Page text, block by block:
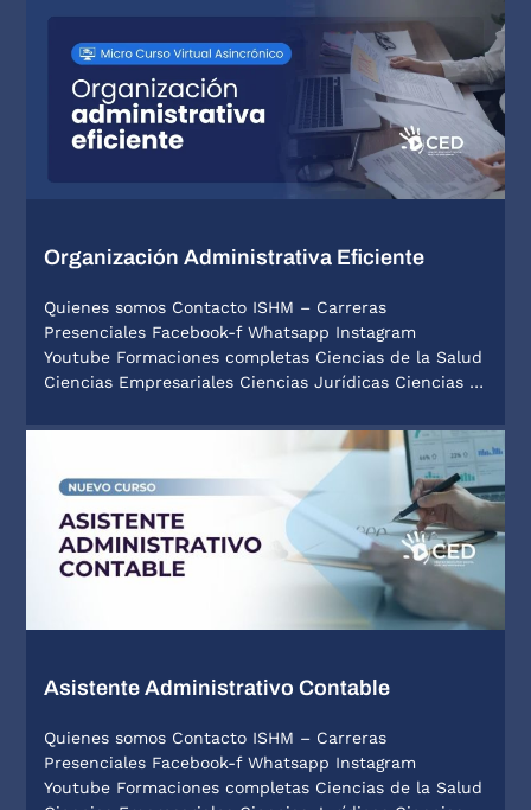
Organización Administrativa Eficiente
Quienes somos Contacto ISHM – Carreras
Presenciales Facebook-f Whatsapp Instagram
Youtube Formaciones completas Ciencias de la Salud
Ciencias Empresariales Ciencias Jurídicas Ciencias …
Asistente Administrativo Contable
Quienes somos Contacto ISHM – Carreras
Presenciales Facebook-f Whatsapp Instagram
Youtube Formaciones completas Ciencias de la Salud